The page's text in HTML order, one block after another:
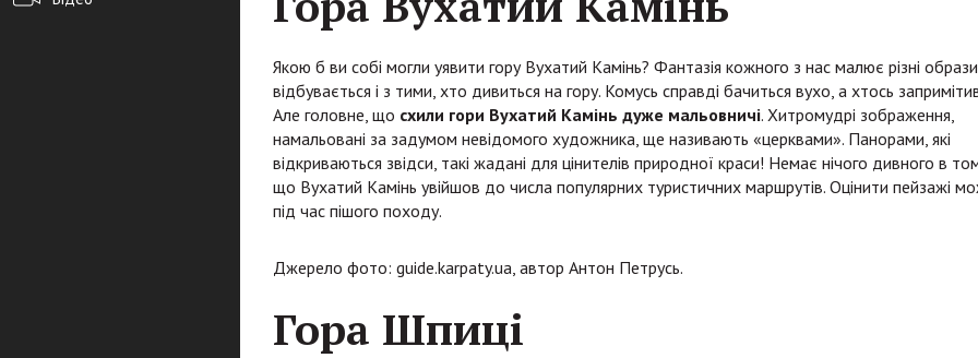
Якою б ви собі могли уявити гору Вухатий Камінь? Фантазія кожного з нас малює різні
відбувається і з тими, хто дивиться на гору. Комусь справді бачиться вухо, а хтось
Але головне, що схили гори Вухатий Камінь дуже мальовничі. Хитромудрі зображення,
намальовані за задумом невідомого художника, ще називають «церквами». Панорами, які
відкриваються звідси, такі жадані для цінителів природної краси! Немає нічого дивного в
що Вухатий Камінь увійшов до числа популярних туристичних маршрутів. Оцінити пейзажі
під час пішого походу.
Джерело фото: guide.karpaty.ua, автор Антон Петрусь.
Гора Шпиці